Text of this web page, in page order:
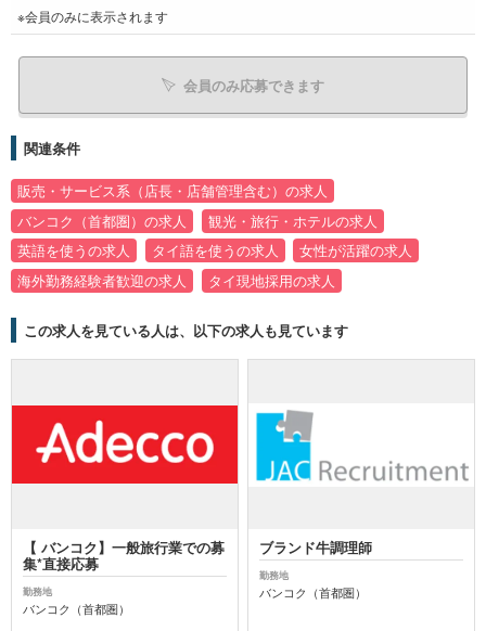
※会員のみに表示されます
会員のみ応募できます
関連条件
販売・サービス系（店長・店舗管理含む）の求人
バンコク（首都圏）の求人
観光・旅行・ホテルの求人
英語を使うの求人
タイ語を使うの求人
女性が活躍の求人
海外勤務経験者歓迎の求人
タイ現地採用の求人
この求人を見ている人は、以下の求人も見ています
【 バンコク】一般旅行業での募
集*直接応募
勤務地
バンコク（首都圏）
ブランド牛調理師
勤務地
バンコク（首都圏）